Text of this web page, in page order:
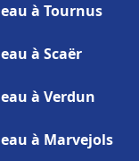
à Tournus
à Scaër
à Verdun
à Marvejols